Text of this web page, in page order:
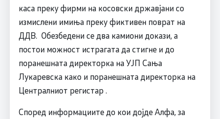
каса преку фирми на косовски државјани со
измислени имиња преку фиктивен поврат на
ДДВ. Обезбедени се два камиони докази, а
постои можност истрагата да стигне и до
поранешната директорка на УЈП Сања
Лукаревска како и поранешната директорка на
Централниот регистар .
Според информациите до кои дојде Алфа, за